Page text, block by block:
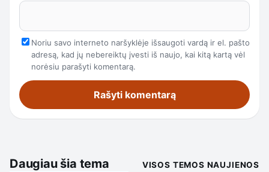
Noriu savo interneto naršyklėje išsaugoti vardą ir el. pašto
adresą, kad jų nebereiktų įvesti iš naujo, kai kitą kartą vėl
norėsiu parašyti komentarą.
Daugiau šia tema VISOS TEMOS NAUJIENOS